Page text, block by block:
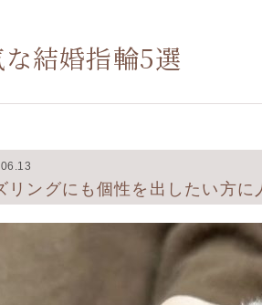
結婚指輪5選
リングにも個性を出したい方に